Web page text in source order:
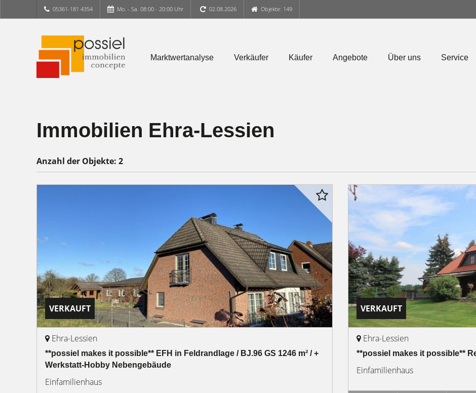
05361-181 4354 Mo. - Sa. 08:00 - 20:00 Uhr 02.08.2026 Objekte: 149
Marktwertanalyse Verkäufer Käufer Angebote Über uns Service
Immobilien Ehra-Lessien
Anzahl der Objekte: 2
VERKAUFT
Ehra-Lessien
**possiel makes it possible** EFH in Feldrandlage / BJ.96 GS 1246 m² / +
Werkstatt-Hobby Nebengebäude
Einfamilienhaus
VERKAUFT
Ehra-Lessien
**possiel makes it possible**
Einfamilienhaus